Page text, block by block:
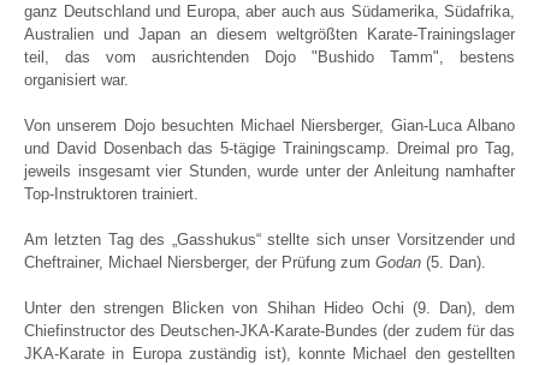
ganz Deutschland und Europa, aber auch aus Südamerika, Südafrika,
Australien und Japan an diesem weltgrößten Karate-Trainingslager
teil, das vom ausrichtenden Dojo "Bushido Tamm", bestens
organisiert war.
Von unserem Dojo besuchten Michael Niersberger, Gian-Luca Albano
und David Dosenbach das 5-tägige Trainingscamp. Dreimal pro Tag,
jeweils insgesamt vier Stunden, wurde unter der Anleitung namhafter
Top-Instruktoren trainiert.
Am letzten Tag des „Gasshukus“ stellte sich unser Vorsitzender und
Cheftrainer, Michael Niersberger, der Prüfung zum Godan (5. Dan).
Unter den strengen Blicken von Shihan Hideo Ochi (9. Dan), dem
Chiefinstructor des Deutschen-JKA-Karate-Bundes (der zudem für das
JKA-Karate in Europa zuständig ist), konnte Michael den gestellten